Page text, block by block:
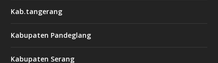
Kab.tangerang
Kabupaten Pandeglang
Kabupaten Serang